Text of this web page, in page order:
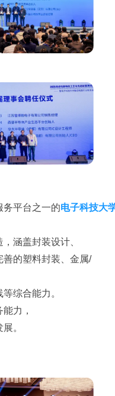
务平台之一的电子科技大
涵盖封装设计、
的塑料封装、金属/
综合能力。
力，
。